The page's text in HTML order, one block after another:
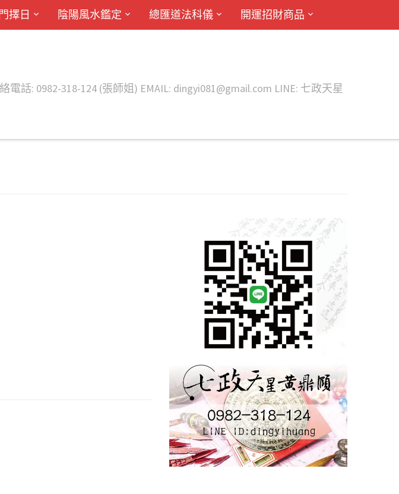
擇日 陰陽風水鑑定 總匯道法科儀 開運招財商品
: 0982-318-124 (張師姐) EMAIL: dingyi081@gmail.com LINE: 七政天星